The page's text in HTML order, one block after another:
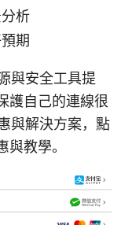
析
期
與安全工具提
護自己的連線很
與解決方案，點
教學。